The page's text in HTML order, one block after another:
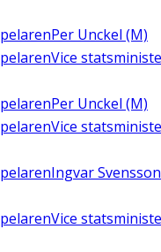
Per Unckel (M)
Vice
Per Unckel (M)
Vice
Ingvar Svensson
Vice